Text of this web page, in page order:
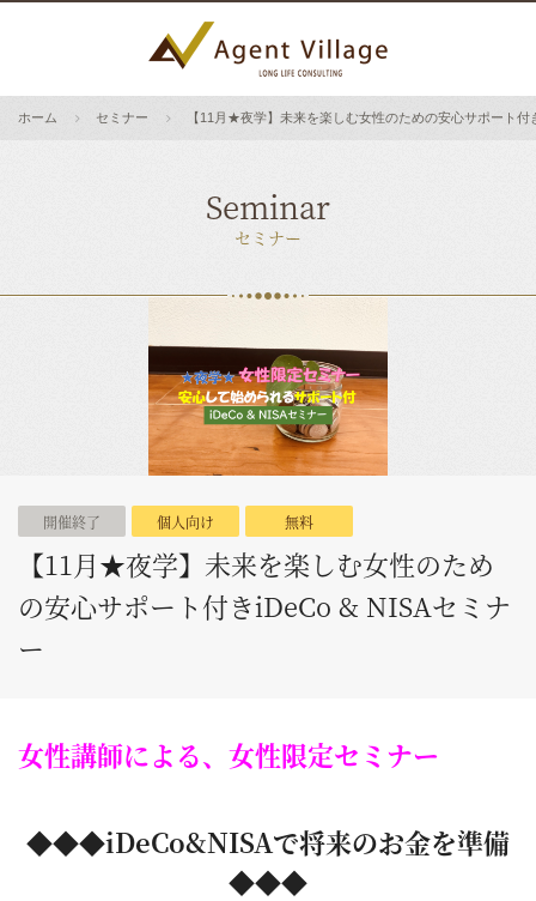
ホーム セミナー 【11月★夜学】未来を楽しむ女性のための安心サポート付
Seminar
セミナー
開催終了 個人向け 無料
【11月★夜学】未来を楽しむ女性のため
の安心サポート付きiDeCo & NISAセミナ
ー
女性講師による、女性限定セミナー
◆◆◆iDeCo&NISAで将来のお金を準備
◆◆◆